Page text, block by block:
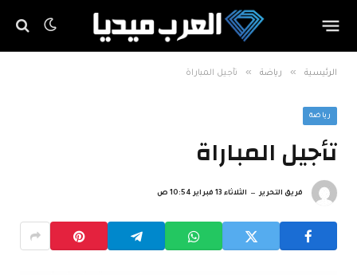
الرئيسية » رياضة » تأجيل المباراة
رياضة
تأجيل المباراة
فريق التحرير الثلاثاء 13 فبراير 10:54 ص